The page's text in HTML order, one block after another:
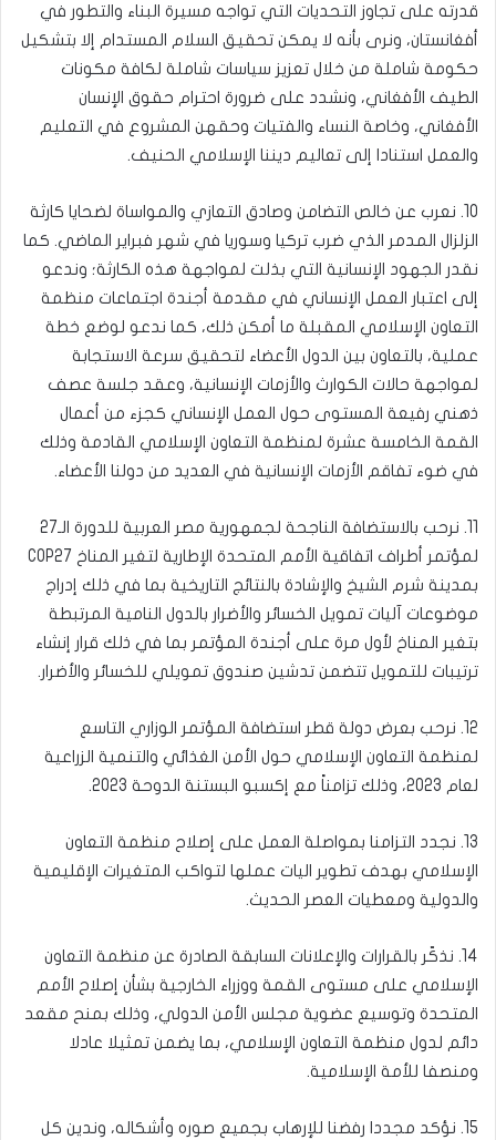
قدرته على تجاوز التحديات التي تواجه مسيرة البناء والتطور في
أفغانستان، ونرى بأنه لا يمكن تحقيق السلام المستدام إلا بتشكيل
حكومة شاملة من خلال تعزيز سياسات شاملة لكافة مكونات
الطيف الأفغاني، ونشدد على ضرورة احترام حقوق الإنسان
الأفغاني، وخاصة النساء والفتيات وحقهن المشروع في التعليم
والعمل استنادا إلى تعاليم ديننا الإسلامي الحنيف.
10. نعرب عن خالص التضامن وصادق التعازي والمواساة لضحايا كارثة
الزلزال المدمر الذي ضرب تركيا وسوريا في شهر فبراير الماضي. كما
نقدر الجهود الإنسانية التي بذلت لمواجهة هذه الكارثة؛ وندعو
إلى اعتبار العمل الإنساني في مقدمة أجندة اجتماعات منظمة
التعاون الإسلامي المقبلة ما أمكن ذلك، كما ندعو لوضع خطة
عملية، بالتعاون بين الدول الأعضاء لتحقيق سرعة الاستجابة
لمواجهة حالات الكوارث والأزمات الإنسانية، وعقد جلسة عصف
ذهني رفيعة المستوى حول العمل الإنساني كجزء من أعمال
القمة الخامسة عشرة لمنظمة التعاون الإسلامي القادمة وذلك
في ضوء تفاقم الأزمات الإنسانية في العديد من دولنا الأعضاء.
11. نرحب بالاستضافة الناجحة لجمهورية مصر العربية للدورة الـ27
لمؤتمر أطراف اتفاقية الأمم المتحدة الإطارية لتغير المناخ COP27
بمدينة شرم الشيخ والإشادة بالنتائج التاريخية بما في ذلك إدراج
موضوعات آليات تمويل الخسائر والأضرار بالدول النامية المرتبطة
بتغير المناخ لأول مرة على أجندة المؤتمر بما في ذلك قرار إنشاء
ترتيبات للتمويل تتضمن تدشين صندوق تمويلي للخسائر والأضرار.
12. نرحب بعرض دولة قطر استضافة المؤتمر الوزاري التاسع
لمنظمة التعاون الإسلامي حول الأمن الغذائي والتنمية الزراعية
لعام 2023، وذلك تزامناً مع إكسبو البستنة الدوحة 2023.
13. نجدد التزامنا بمواصلة العمل على إصلاح منظمة التعاون
الإسلامي بهدف تطوير اليات عملها لتواكب المتغيرات الإقليمية
والدولية ومعطيات العصر الحديث.
14. نذكّر بالقرارات والإعلانات السابقة الصادرة عن منظمة التعاون
الإسلامي على مستوى القمة ووزراء الخارجية بشأن إصلاح الأمم
المتحدة وتوسيع عضوية مجلس الأمن الدولي، وذلك بمنح مقعد
دائم لدول منظمة التعاون الإسلامي، بما يضمن تمثيلا عادلا
ومنصفا للأمة الإسلامية.
15. نؤكد مجددا رفضنا للإرهاب بجميع صوره وأشكاله، وندين كل